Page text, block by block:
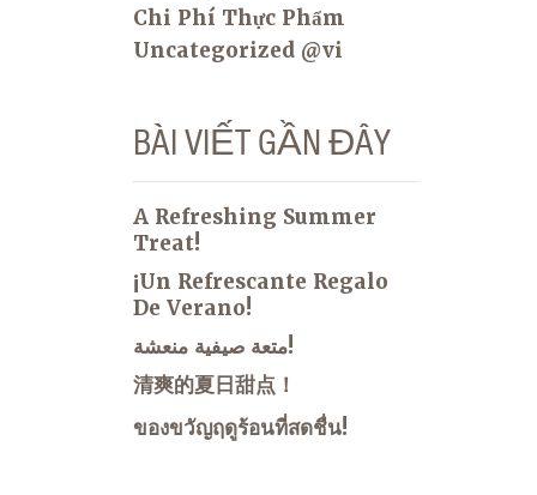
Chi Phí Thực Phẩm
Uncategorized @vi
BÀI VIẾT GẦN ĐÂY
A Refreshing Summer
Treat!
¡Un Refrescante Regalo
De Verano!
متعة صيفية منعشة!
清爽的夏日甜点！
ของขวัญฤดูร้อนที่สดชื่น!